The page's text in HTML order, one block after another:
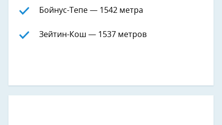
Бойнус-Тепе — 1542 метра
Зейтин-Кош — 1537 метров